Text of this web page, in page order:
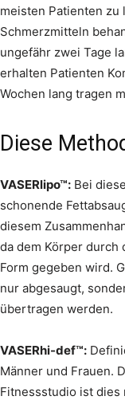
meisten Patienten
Schmerzmitteln
ungefähr zwei Tage
erhalten Patienten
Wochen lang tragen
Diese
VASERlipo™: Bei
schonende
diesem
da dem Körper durch
Form gegeben wird.
nur abgesaugt,
übertragen werden.
VASERhi-def™:
Männer und Frauen.
Fitnessstudio ist dies